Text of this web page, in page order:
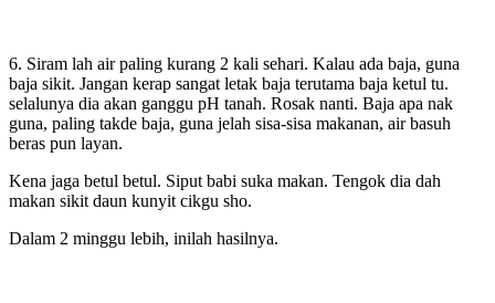
6. Siram lah air paling kurang 2 kali sehari. Kalau ada baja, guna
baja sikit. Jangan kerap sangat letak baja terutama baja ketul tu.
selalunya dia akan ganggu pH tanah. Rosak nanti. Baja apa nak
guna, paling takde baja, guna jelah sisa-sisa makanan, air basuh
beras pun layan.
Kena jaga betul betul. Siput babi suka makan. Tengok dia dah
makan sikit daun kunyit cikgu sho.
Dalam 2 minggu lebih, inilah hasilnya.